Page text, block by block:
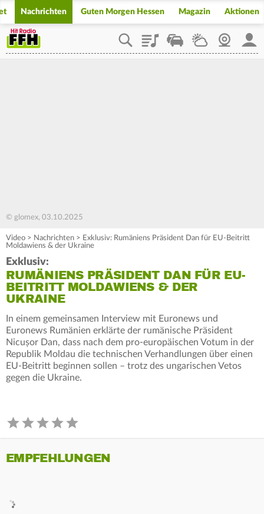
Nachrichten Guten Morgen Hessen Magazin Aktionen
PlaylistStaupilotWetterWebcam
© glomex, 03.10.2025
Video > Nachrichten > Exklusiv: Rumäniens Präsident Dan für EU-Beitritt
Moldawiens & der Ukraine
Exklusiv:
RUMÄNIENS PRÄSIDENT DAN FÜR EU-
BEITRITT MOLDAWIENS & DER
UKRAINE
In einem gemeinsamen Interview mit Euronews und
Euronews Rumänien erklärte der rumänische Präsident
Nicușor Dan, dass nach dem pro-europäischen Votum in der
Republik Moldau die technischen Verhandlungen über einen
EU-Beitritt beginnen sollen – trotz des ungarischen Vetos
gegen die Ukraine.
EMPFEHLUNGEN